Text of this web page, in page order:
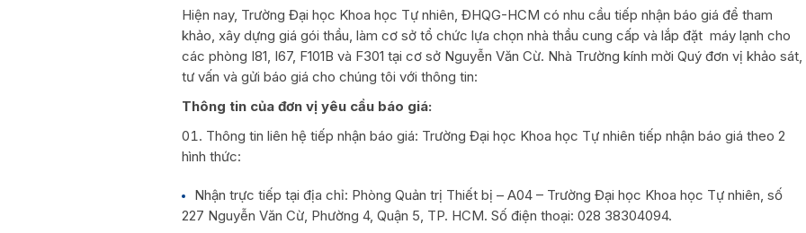
Hiện nay, Trường Đại học Khoa học Tự nhiên, ĐHQG-HCM có nhu cầu tiếp nhận báo giá để tham
khảo, xây dựng giá gói thầu, làm cơ sở tổ chức lựa chọn nhà thầu cung cấp và lắp đặt máy lạnh cho
các phòng I81, I67, F101B và F301 tại cơ sở Nguyễn Văn Cừ. Nhà Trường kính mời Quý đơn vị khảo sát,
tư vấn và gửi báo giá cho chúng tôi với thông tin:
Thông tin của đơn vị yêu cầu báo giá:
Thông tin liên hệ tiếp nhận báo giá: Trường Đại học Khoa học Tự nhiên tiếp nhận báo giá theo 2
hình thức:
Nhận trực tiếp tại địa chỉ: Phòng Quản trị Thiết bị – A04 – Trường Đại học Khoa học Tự nhiên, số
227 Nguyễn Văn Cừ, Phường 4, Quận 5, TP. HCM. Số điện thoại: 028 38304094.